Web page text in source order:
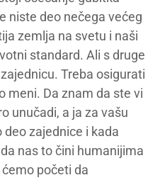
niste deo nečega većeg
zemlja na svetu i naši
standard. Ali s druge
Treba osigurati
meni. Da znam da ste vi
unučadi, a ja za vašu
zajednice i kada
nas to čini humanijima
početi da